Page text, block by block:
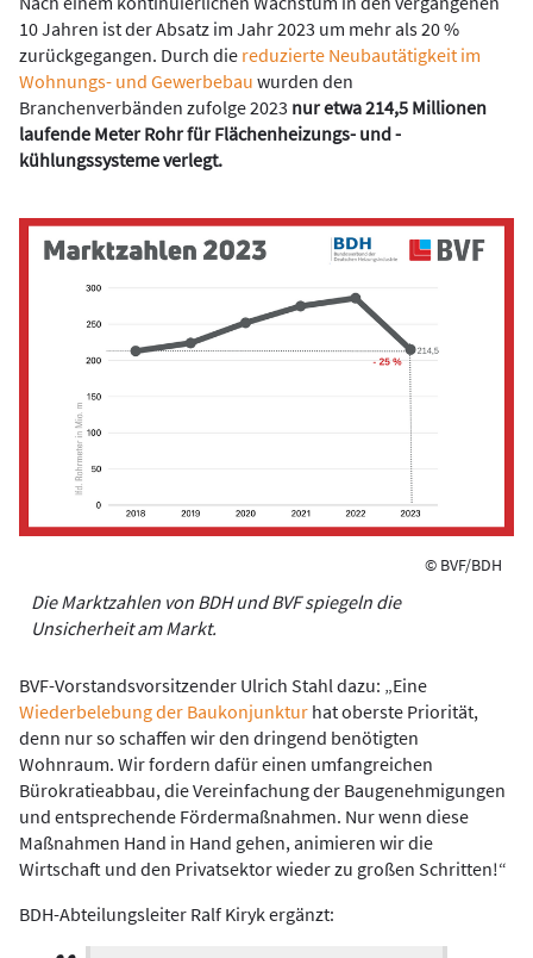
10 Jahren ist der Absatz im Jahr 2023 um mehr als 20 %
zurückgegangen. Durch die reduzierte Neubautätigkeit im
Wohnungs- und Gewerbebau wurden den
Branchenverbänden zufolge 2023 nur etwa 214,5 Millionen
laufende Meter Rohr für Flächenheizungs- und -
kühlungssysteme verlegt.
© BVF/BDH
Die Marktzahlen von BDH und BVF spiegeln die
Unsicherheit am Markt.
BVF-Vorstandsvorsitzender Ulrich Stahl dazu: „Eine
Wiederbelebung der Baukonjunktur hat oberste Priorität,
denn nur so schaffen wir den dringend benötigten
Wohnraum. Wir fordern dafür einen umfangreichen
Bürokratieabbau, die Vereinfachung der Baugenehmigungen
und entsprechende Fördermaßnahmen. Nur wenn diese
Maßnahmen Hand in Hand gehen, animieren wir die
Wirtschaft und den Privatsektor wieder zu großen Schritten!“
BDH-Abteilungsleiter Ralf Kiryk ergänzt: